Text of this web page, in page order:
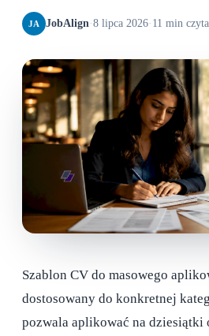
JA JobAlign·8 lipca 2026· 11 min
Szablon CV do masowego
dostosowany do konkretnej
pozwala aplikować na dziesiątki